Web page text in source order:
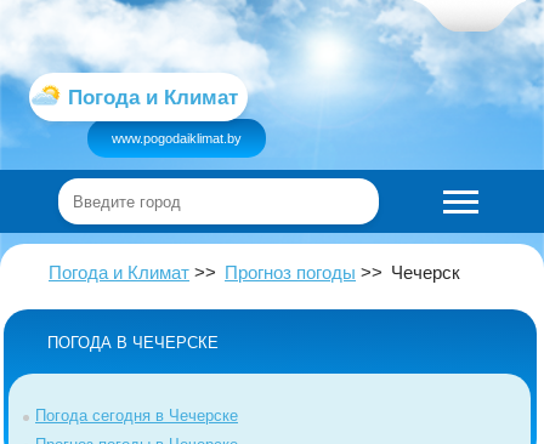
Погода и Климат
www.pogodaiklimat.by
Погода и Климат Прогноз погоды Чечерск
ПОГОДА В ЧЕЧЕРСКЕ
Погода сегодня в Чечерске